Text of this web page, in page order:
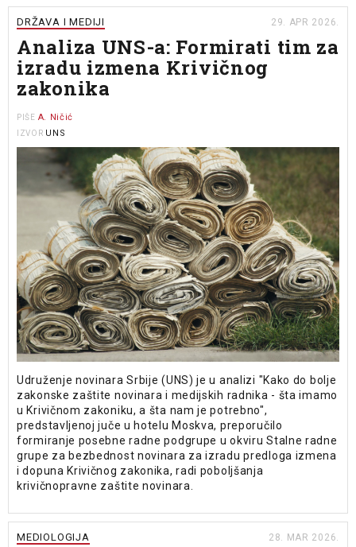
DRŽAVA I MEDIJI 29. APR 2026.
Analiza UNS-a: Formirati tim za
izradu izmena Krivičnog
zakonika
PIŠE A. Ničić
IZVOR UNS
Udruženje novinara Srbije (UNS) je u analizi "Kako do bolje
zakonske zaštite novinara i medijskih radnika - šta imamo
u Krivičnom zakoniku, a šta nam je potrebno",
predstavljenoj juče u hotelu Moskva, preporučilo
formiranje posebne radne podgrupe u okviru Stalne radne
grupe za bezbednost novinara za izradu predloga izmena
i dopuna Krivičnog zakonika, radi poboljšanja
krivičnopravne zaštite novinara.
MEDIOLOGIJA 28. MAR 2026.